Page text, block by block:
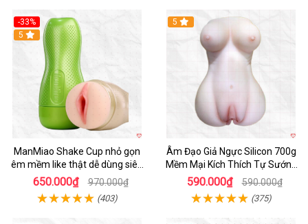
-33%
Hot
5
ManMiao Shake Cup nhỏ gọn
êm mềm like thật dễ dùng siêu
hưng phấn
650.000₫ 970.000₫
(403)
5
Âm Đạo Giả Ngực Silicon 700g
Mềm Mại Kích Thích Tự Sướng
Nam
590.000₫ 590.000₫
(375)